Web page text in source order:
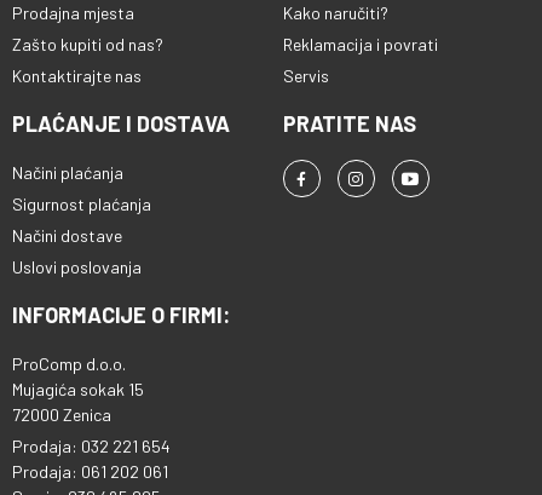
Prodajna mjesta
Zašto kupiti od nas?
Kontaktirajte nas
Kako naručiti?
Reklamacija i povrati
Servis
PLAĆANJE I DOSTAVA
Načini plaćanja
Sigurnost plaćanja
Načini dostave
Uslovi poslovanja
PRATITE NAS
INFORMACIJE O FIRMI:
ProComp d.o.o.
Mujagića sokak 15
72000 Zenica
Prodaja: 032 221 654
Prodaja: 061 202 061